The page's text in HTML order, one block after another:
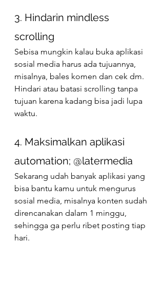
3. Hindarin mindless
scrolling
Sebisa mungkin kalau buka aplikasi
sosial media harus ada tujuannya,
misalnya, bales komen dan cek dm.
Hindari atau batasi scrolling tanpa
tujuan karena kadang bisa jadi lupa
waktu.
4. Maksimalkan aplikasi
automation; @latermedia
Sekarang udah banyak aplikasi yang
bisa bantu kamu untuk mengurus
sosial media, misalnya konten sudah
direncanakan dalam 1 minggu,
sehingga ga perlu ribet posting tiap
hari.